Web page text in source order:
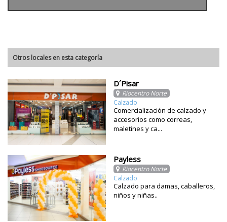
Otros locales en esta categoría
D´Pisar
Riocentro Norte
Calzado
Comercialización de calzado y
accesorios como correas,
maletines y ca...
Payless
Riocentro Norte
Calzado
Calzado para damas, caballeros,
niños y niñas..